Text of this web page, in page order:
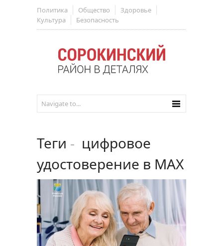
Политика Общество
Здоровье
Культура
Безопасность
Теги - цифровое
удостоверение в MAX